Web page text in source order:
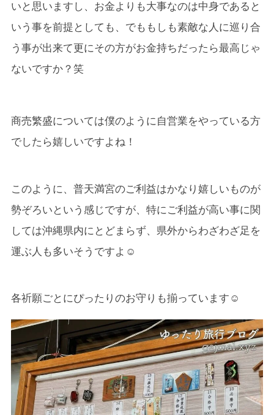
いと思いますし、お金よりも大事なのは中身であると
いう事を前提としても、でももしも素敵な人に巡り合
う事が出来て更にその方がお金持ちだったら最高じゃ
ないですか？笑
商売繁盛については僕のように自営業をやっている方
でしたら嬉しいですよね！
このように、普天満宮のご利益はかなり嬉しいものが
勢ぞろいという感じですが、特にご利益が高い事に関
しては沖縄県内にとどまらず、県外からわざわざ足を
運ぶ人も多いそうですよ☺
各祈願ごとにぴったりのお守りも揃っています☺